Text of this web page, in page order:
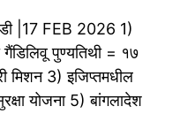
|17 FEB 2026 1)
पुण्यतिथी = १७
मिशन 3) इजिप्तमधील
योजना 5) बांगलादेश